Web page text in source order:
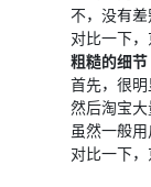
不，没有差
对比一下，
粗糙的细节
首先，很
然后淘宝大
虽然一般
对比一下，